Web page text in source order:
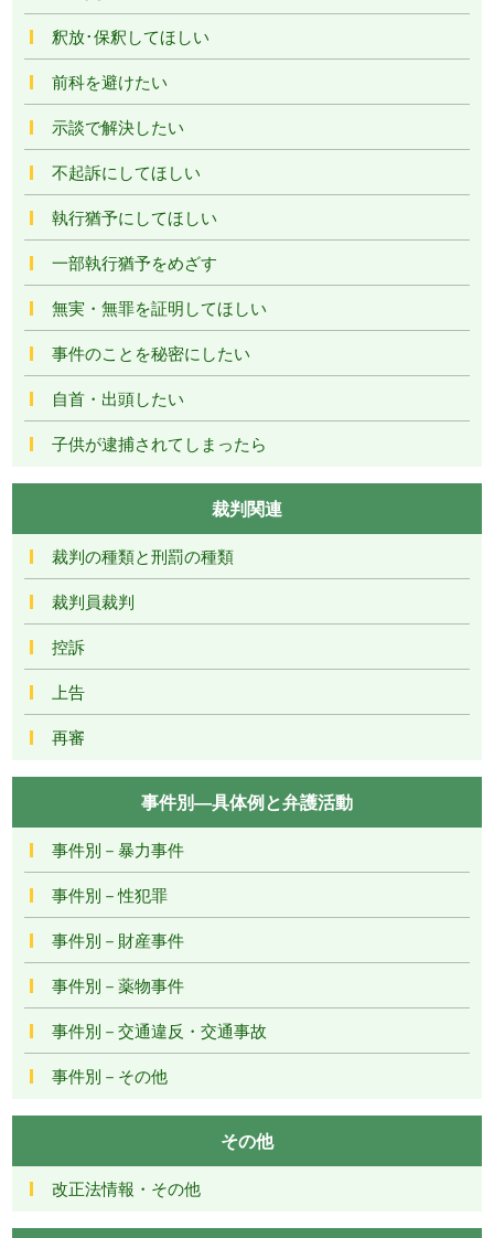
釈放･保釈してほしい
前科を避けたい
示談で解決したい
不起訴にしてほしい
執行猶予にしてほしい
一部執行猶予をめざす
無実・無罪を証明してほしい
事件のことを秘密にしたい
自首・出頭したい
子供が逮捕されてしまったら
裁判関連
裁判の種類と刑罰の種類
裁判員裁判
控訴
上告
再審
事件別―具体例と弁護活動
事件別－暴力事件
事件別－性犯罪
事件別－財産事件
事件別－薬物事件
事件別－交通違反・交通事故
事件別－その他
その他
改正法情報・その他